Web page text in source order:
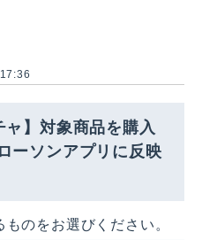
ャ】対象商品を購入
ーソンアプリに反映
のをお選びください。